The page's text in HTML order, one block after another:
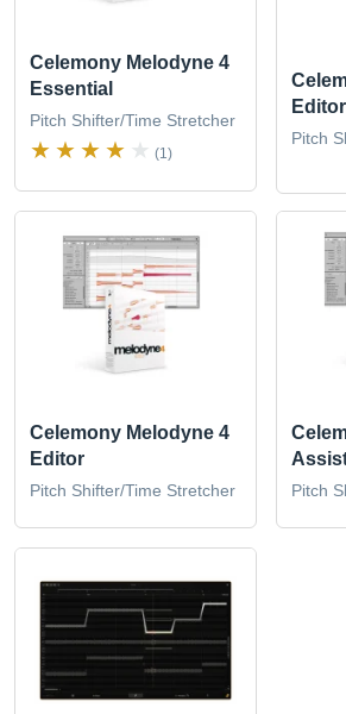
Celemony Melodyne 4
Essential
Pitch Shifter/Time Stretcher
(1)
Pitch
Celemony Melodyne 4
Editor
Pitch Shifter/Time Stretcher Pitch